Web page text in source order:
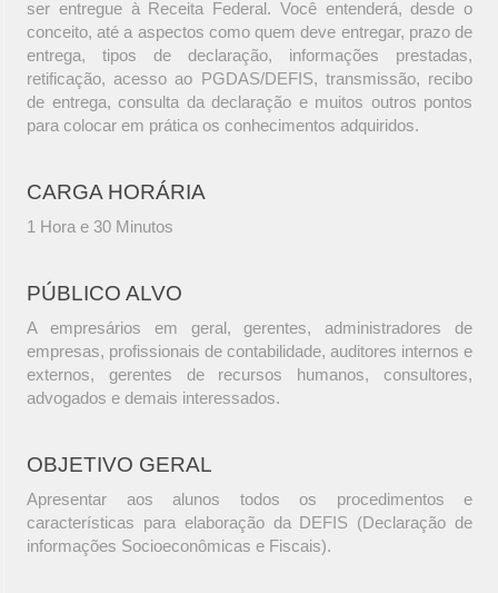
ser entregue à Receita Federal. Você entenderá, desde o
conceito, até a aspectos como quem deve entregar, prazo de
entrega, tipos de declaração, informações prestadas,
retificação, acesso ao PGDAS/DEFIS, transmissão, recibo
de entrega, consulta da declaração e muitos outros pontos
para colocar em prática os conhecimentos adquiridos.
CARGA HORÁRIA
1 Hora e 30 Minutos
PÚBLICO ALVO
A empresários em geral, gerentes, administradores de
empresas, profissionais de contabilidade, auditores internos e
externos, gerentes de recursos humanos, consultores,
advogados e demais interessados.
OBJETIVO GERAL
Apresentar aos alunos todos os procedimentos e
características para elaboração da DEFIS (Declaração de
informações Socioeconômicas e Fiscais).